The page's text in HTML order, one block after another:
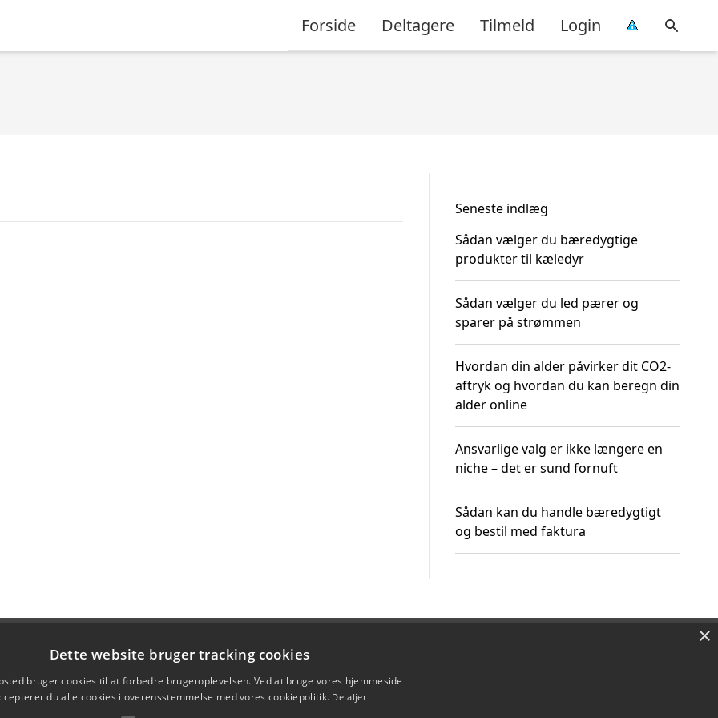
Forside Deltagere Tilmeld Login
Seneste indlæg
Sådan vælger du bæredygtige
produkter til kæledyr
Sådan vælger du led pærer og
sparer på strømmen
Hvordan din alder påvirker dit CO2-
aftryk og hvordan du kan beregn din
alder online
Ansvarlige valg er ikke længere en
niche – det er sund fornuft
Sådan kan du handle bæredygtigt
og bestil med faktura
×
Dette website bruger tracking cookies
bruger cookies til at forbedre brugeroplevelsen. Ved at bruge vores hjemmeside
du alle cookies i overensstemmelse med vores cookiepolitik. Detaljer